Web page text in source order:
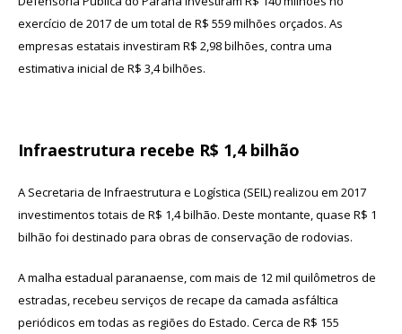
exercício de 2017 de um total de R$ 559 milhões orçados. As
empresas estatais investiram R$ 2,98 bilhões, contra uma
estimativa inicial de R$ 3,4 bilhões.
Infraestrutura recebe R$ 1,4 bilhão
A Secretaria de Infraestrutura e Logística (SEIL) realizou em 2017
investimentos totais de R$ 1,4 bilhão. Deste montante, quase R$ 1
bilhão foi destinado para obras de conservação de rodovias.
A malha estadual paranaense, com mais de 12 mil quilômetros de
estradas, recebeu serviços de recape da camada asfáltica
periódicos em todas as regiões do Estado. Cerca de R$ 155